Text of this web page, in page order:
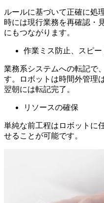
ルールに基づいて正確に処
時には現行業務を再確認・
にもつながります。
作業ミス防止、スピー
業務系システムへの転記で
す。ロボットは時間外管理
翌朝には転記完了。
リソースの確保
単純な前工程はロボットに
せることが可能です。